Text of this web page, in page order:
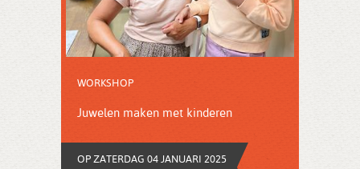
WORKSHOP
Juwelen maken met kinderen
OP ZATERDAG 04 JANUARI 2025